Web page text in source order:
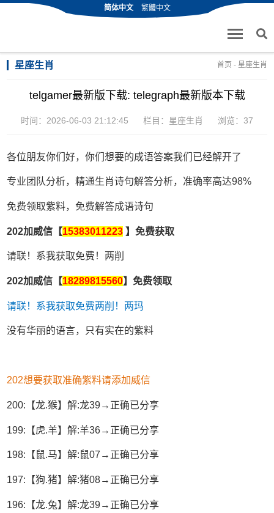
简体中文 繁體中文
星座生肖 首页 - 星座生肖
telgamer最新版下载: telegraph最新版本下载
时间：2026-06-03 21:12:45 栏目： 星座生肖 浏览：37
各位朋友你们好，你们想要的成语答案我们已经解开了
专业团队分析，精通生肖诗句解答分析，准确率高达98%
免费领取紫料，免费解答成语诗句
202加威信【15383011223 】免费获取
请联！系我获取免费！两削
202加威信【18289815560】免费领取
请联！系我获取免费两削！两玛
没有华丽的语言，只有实在的紫料
202想要获取准确紫料请添加威信
200:【龙.猴】解:龙39→正确已分享
199:【虎.羊】解:羊36→正确已分享
198:【鼠.马】解:鼠07→正确已分享
197:【狗.猪】解:猪08→正确已分享
196:【龙.兔】解:龙39→正确已分享